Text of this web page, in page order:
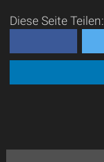
Diese Seite Teilen: